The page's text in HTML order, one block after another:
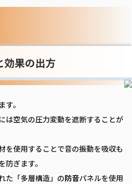
効果の出方
。
は空気の圧力変動を遮断することが
を使用することで音の振動を吸収も
防ぎます。
た「多層構造」の防音パネルを使用